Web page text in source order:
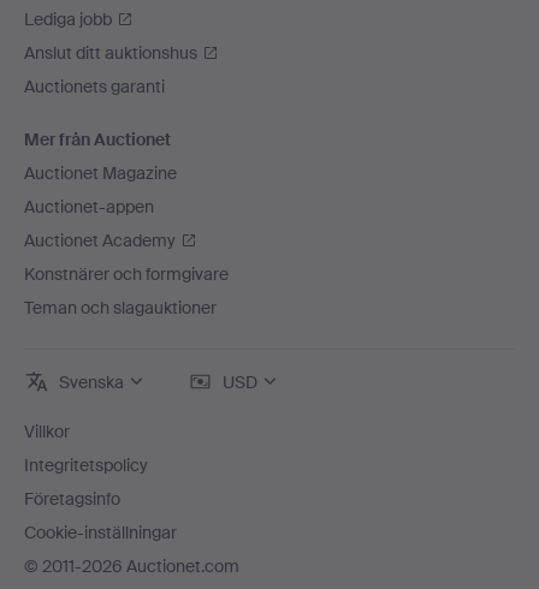
Lediga jobb
Anslut ditt auktionshus
Auctionets garanti
Mer från Auctionet
Auctionet Magazine
Auctionet-appen
Auctionet Academy
Konstnärer och formgivare
Teman och slagauktioner
Svenska USD
Villkor
Integritetspolicy
Företagsinfo
Cookie-inställningar
© 2011-2026 Auctionet.com